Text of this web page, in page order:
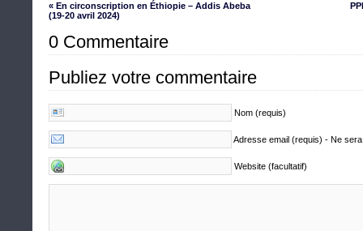
« En circonscription en Éthiopie – Addis Abeba
(19-20 avril 2024)
0 Commentaire
Publiez votre commentaire
Nom (requis)
Adresse email (requis) - Ne
Website (facultatif)